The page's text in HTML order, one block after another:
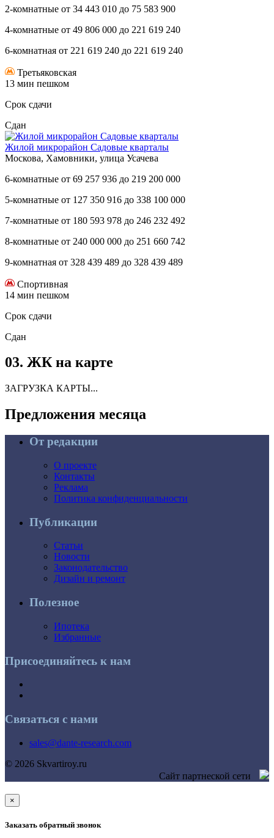
2-комнатные от 34 443 010 до 75 583 900
4-комнатные от 49 806 000 до 221 619 240
6-комнатная от 221 619 240 до 221 619 240
Третьяковская
13 мин пешком
Срок сдачи
Сдан
Жилой микрорайон Садовые кварталы
Москова, Хамовники, улица Усачева
6-комнатные от 69 257 936 до 219 200 000
5-комнатные от 127 350 916 до 338 100 000
7-комнатные от 180 593 978 до 246 232 492
8-комнатные от 240 000 000 до 251 660 742
9-комнатная от 328 439 489 до 328 439 489
Спортивная
14 мин пешком
Срок сдачи
Сдан
03. ЖК на карте
ЗАГРУЗКА КАРТЫ...
Предложения месяца
От редакции
О проекте
Контакты
Реклама
Политика конфиденциальности
Публикации
Статьи
Новости
Законодательство
Дизайн и ремонт
Полезное
Ипотека
Избранные
Присоединяйтесь к нам
Связаться с нами
sales@dante-research.com
© 2026 Skvartiroy.ru
Сайт партнеской сети
×
Заказать обратный звонок